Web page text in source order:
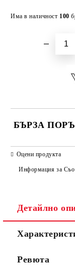
Има в наличност 100
БЪРЗА
Съгласен
Ние ще се
Оцени продукта
Информация за
Детайлно
Ревюта